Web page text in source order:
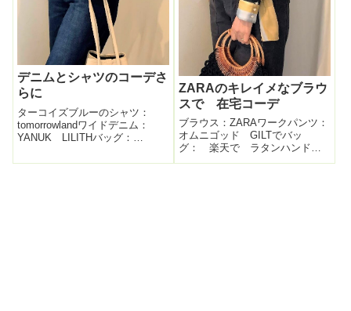
デニムとシャツのコーデさ
らに
ターコイズブルーのシャツ：
tomorrowlandワイドデニム：
YANUK LILITHバッグ：
ハンドバッグターコイズブルー
ZARAのキレイメなブラウ
スで 在宅コーデ
ブラウス：ZARAワークパンツ：
オムニゴッド GILTでバッ
グ： 楽天で ラタンハンドル
の手編みリングバック 金色のバ